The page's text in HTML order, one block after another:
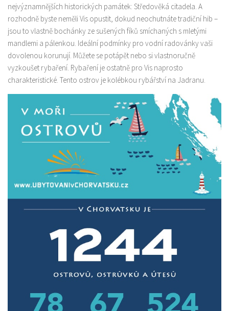
nejvýznamnějších historických památek: Středověká citadela. A
rozhodně byste neměli Vis opustit, dokud neochutnáte tradiční hib –
jsou to vlastně bochánky ze sušených fíků smíchaných s mletými
mandlemi a pálenkou. Ideální podmínky pro vodní radovánky vaši
dovolenou korunují. Můžete se potápět nebo si vlastnoručně
vyzkoušet rybaření. Rybaření je ostatně pro Vis naprosto
charakteristické. Tento ostrov je kolébkou rybářství na Jadranu.